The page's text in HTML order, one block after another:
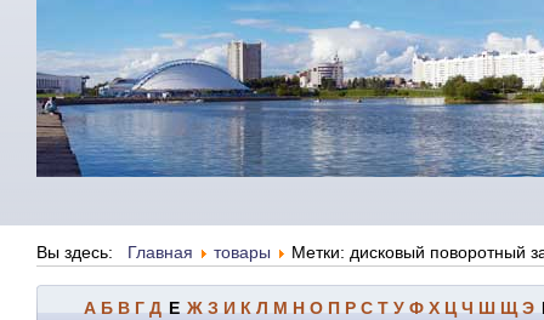
Вы здесь: Главная товары Метки: дисковый поворотный
А Б В Г Д Е Ж З И К Л М Н О П Р С Т У Ф Х Ц Ч Ш Щ Э